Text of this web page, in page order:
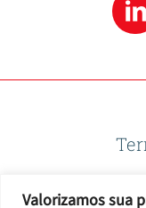
Valorizamos sua